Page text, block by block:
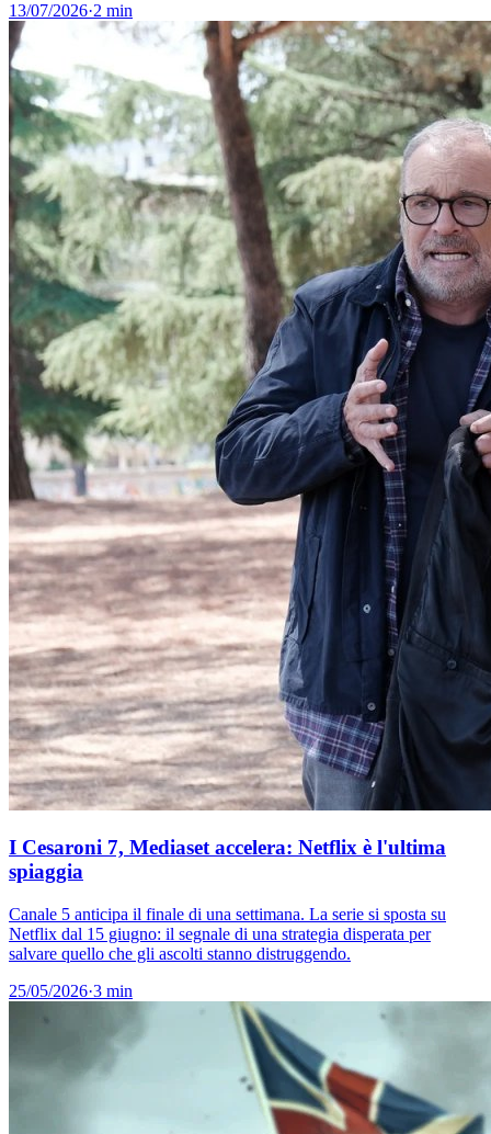
13/07/2026·2 min
I Cesaroni 7, Mediaset accelera: Netflix è l'ultima
spiaggia
Canale 5 anticipa il finale di una settimana. La serie si sposta su
Netflix dal 15 giugno: il segnale di una strategia disperata per
salvare quello che gli ascolti stanno distruggendo.
25/05/2026·3 min